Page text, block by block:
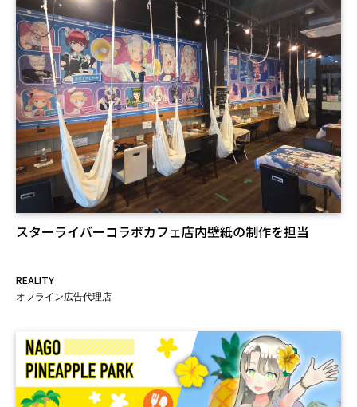
スターライバーコラボカフェ店内壁紙の制作を担当
REALITY
オフライン広告代理店